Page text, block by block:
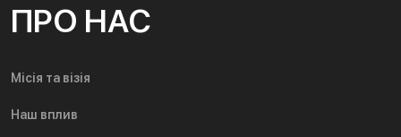
ПРО НАС
Місія та візія
Наш вплив